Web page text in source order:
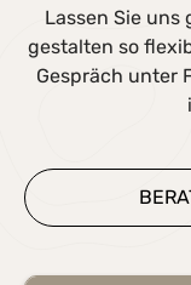
Lassen Sie uns
gestalten so
Gespräch unter